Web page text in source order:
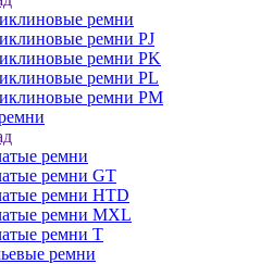
ремни
ремни PJ
ремни PK
ремни PL
ремни PM
ремни
ремни GT
ремни HTD
ремни MXL
ремни Т
ремни